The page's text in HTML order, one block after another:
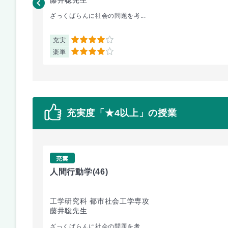
ざっくばらんに社会の問題を考...
充実 4
楽単 4
充実度「★4以上」の授業
充実
人間行動学(46)
工学研究科 都市社会工学専攻
藤井聡先生
ざっくばらんに社会の問題を考...